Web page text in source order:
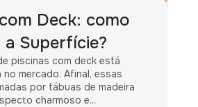
Deck: como
Superfície?
piscinas com deck está
no mercado. Afinal, essas
por tábuas de madeira
charmoso e...